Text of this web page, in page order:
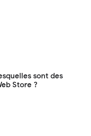
sont des
Store ?